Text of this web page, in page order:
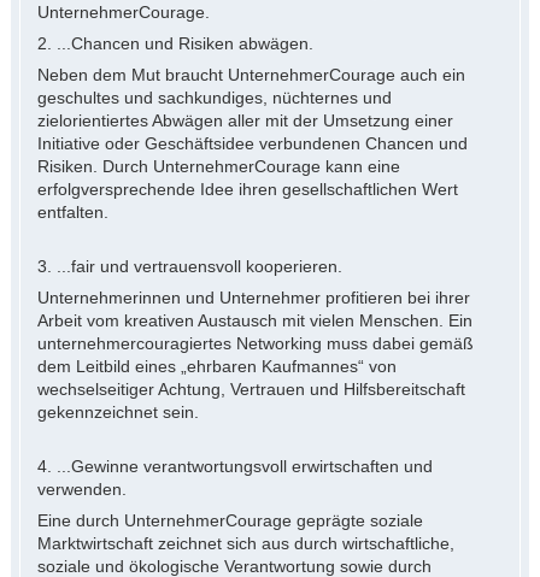
UnternehmerCourage.
2. ...Chancen und Risiken abwägen.
Neben dem Mut braucht UnternehmerCourage auch ein
geschultes und sachkundiges, nüchternes und
zielorientiertes Abwägen aller mit der Umsetzung einer
Initiative oder Geschäftsidee verbundenen Chancen und
Risiken. Durch UnternehmerCourage kann eine
erfolgversprechende Idee ihren gesellschaftlichen Wert
entfalten.
3. ...fair und vertrauensvoll kooperieren.
Unternehmerinnen und Unternehmer profitieren bei ihrer
Arbeit vom kreativen Austausch mit vielen Menschen. Ein
unternehmercouragiertes Networking muss dabei gemäß
dem Leitbild eines „ehrbaren Kaufmannes“ von
wechselseitiger Achtung, Vertrauen und Hilfsbereitschaft
gekennzeichnet sein.
4. ...Gewinne verantwortungsvoll erwirtschaften und
verwenden.
Eine durch UnternehmerCourage geprägte soziale
Marktwirtschaft zeichnet sich aus durch wirtschaftliche,
soziale und ökologische Verantwortung sowie durch